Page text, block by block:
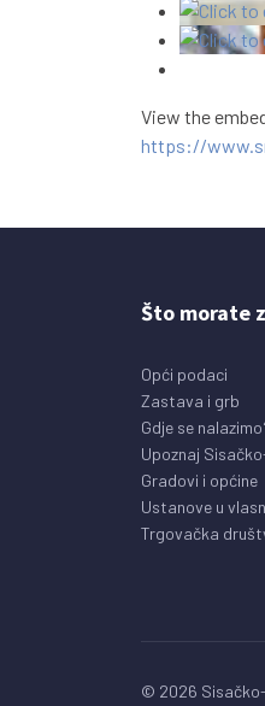
View the
https://
Što morate
Opći podaci
Zastava i grb
Gdje se
Upoznaj
Gradovi i općine
Ustanove u
Trgovačka
© 2026